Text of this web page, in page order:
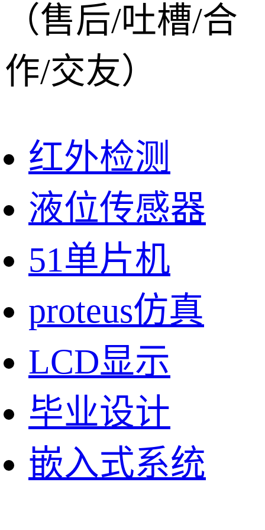
（售后/吐槽/合
作/交友）
红外检测
液位传感器
51单片机
proteus仿真
LCD显示
毕业设计
嵌入式系统